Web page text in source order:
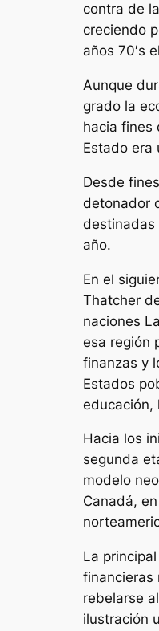
contra de
creciendo
años 70′s
Aunque
grado la
hacia fines
Estado era
Desde
detonador
destinadas
año.
En el
Thatcher
naciones
esa región
finanzas y
Estados
educación,
Hacia los
segunda
modelo
Canadá,
La
financieras
rebelarse
ilustración